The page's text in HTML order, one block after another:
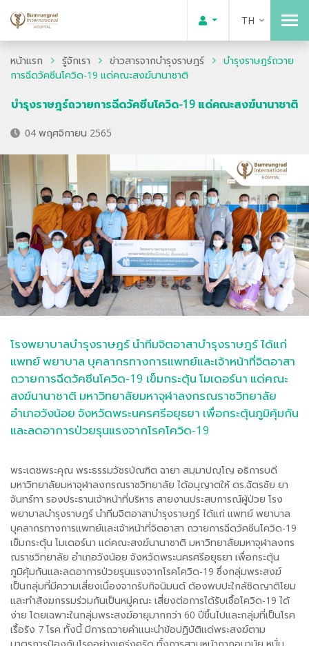
TH
หน้าแรก รู้จักเรา ข่าวสารจากบำรุงราษฎร์
บำรุงราษฎร์ถวาย
การฉีดวัคซีนโควิด-19 แด่คณะสงฆ์นานาชาติ
บำรุงราษฎร์ถวายการฉีดวัคซีนโควิด-19 แด่คณะสงฆ์นานาชาติ
04 พฤศจิกายน 2565
โรงพยาบาลบำรุงราษฎร์ นำทีมจิตอาสาบำรุงราษฎร์ ได้แก่
แพทย์ พยาบาล บุคลากรทางการแพทย์และเจ้าหน้าที่จิตอาสา
ถวายการฉีดวัคซีนโควิด-19 เข็มกระตุ้น โมเดอร์นา แด่คณะ
สงฆ์นานาชาติ มหาวิทยาลัยมหาจุฬาลงกรณราชวิทยาลัย
อำเภอวังน้อย จังหวัดพระนครศรีอยุธยา เพื่อกระตุ้นภูมิคุ้มกัน
และลดอาการป่วยรุนแรงจากโรคโควิด-19
พระเดชพระคุณ พระธรรมวัชรบัณฑิต ฉายา สมฺมาปญฺโญ อธิการบดี
มหาวิทยาลัยมหาจุฬาลงกรณราชวิทยาลัย ได้อนุญาตให้ ดร.ฉัตรชัย ยา
จันทร์ทา รองประธานเจ้าหน้าที่บริหาร สายงานประสบการณ์ผู้ป่วย โรง
พยาบาลบำรุงราษฎร์ นำทีมจิตอาสาบำรุงราษฎร์ ได้แก่ แพทย์ พยาบาล
บุคลากรทางการแพทย์และเจ้าหน้าที่จิตอาสา ถวายการฉีดวัคซีนโควิด-19
เข็มกระตุ้น โมเดอร์นา แด่คณะสงฆ์นานาชาติ มหาวิทยาลัยมหาจุฬาลงกร
ณราชวิทยาลัย อำเภอวังน้อย จังหวัดพระนครศรีอยุธยา เพื่อกระตุ้น
ภูมิคุ้มกันและลดอาการป่วยรุนแรงจากโรคโควิด-19 ซึ่งกลุ่มพระสงฆ์
เป็นกลุ่มที่มีความเสี่ยงเนื่องจากรับกิจนิมนต์ ต้องพบปะใกล้ชิดญาติโยม
และทำสังฆกรรมร่วมกันเป็นหมู่คณะ เสี่ยงต่อการได้รับเชื้อโควิด-19 ได้
ง่าย โดยเฉพาะในกลุ่มพระสงฆ์อายุมากกว่า 60 ปีขึ้นไปและกลุ่มที่เป็นโรค
เรื้อรัง 7 โรค ทั้งนี้ มีการถวายคำแนะนำข้อปฏิบัติแด่พระสงฆ์ตาม